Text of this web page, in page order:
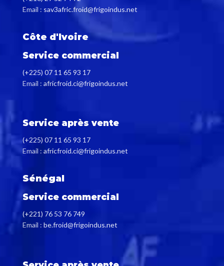
Email : sav3afric.froid@frigoindus.net
Côte d'Ivoire
Service commercial
(+225) 07 11 65 93 17
Email : africfroid.ci@frigoindus.net
Service après vente
(+225) 07 11 65 93 17
Email : africfroid.ci@frigoindus.net
Sénégal
Service commercial
(+221) 76 53 76 749
Email : be.froid@frigoindus.net